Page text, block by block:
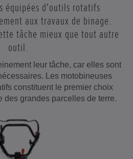
équipées d'outils rotatifs
aux travaux de binage.
tâche mieux que tout autre
outil.
leur tâche, car elles sont
Les motobineuses
constituent le premier choix
des grandes parcelles de terre.